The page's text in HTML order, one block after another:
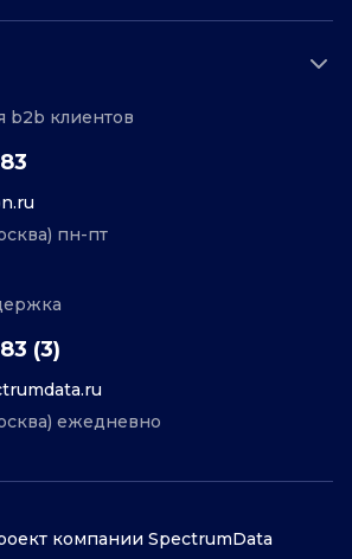
компании SpectrumData
b2b клиентов
пн-пт
(3)
ежедневно